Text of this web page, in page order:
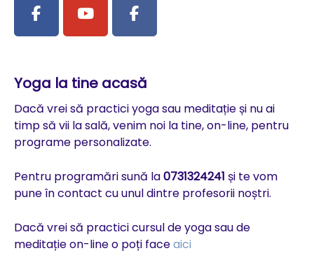
Yoga la tine acasă
Dacă vrei să practici yoga sau meditație și nu ai
timp să vii la sală, venim noi la tine, on-line, pentru
programe personalizate.
Pentru programări sună la0731324241 și te vom
pune în contact cu unul dintre profesorii noștri.
Dacă vrei să practici cursul de yoga sau de
meditație on-line o poți faceaici